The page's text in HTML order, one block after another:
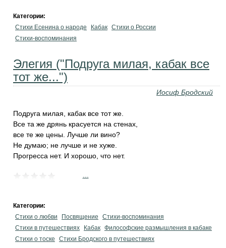
Категории:
Стихи Есенина о народе
Кабак Стихи о России
Стихи-воспоминания
Элегия ("Подруга милая, кабак все
тот же...")
Иосиф Бродский
Подруга милая, кабак все тот же.
Все та же дрянь красуется на стенах,
все те же цены. Лучше ли вино?
Не думаю; не лучше и не хуже.
Прогресса нет. И хорошо, что нет.
Категории:
Стихи о любви
Посвящение
Стихи-воспоминания
Стихи в путешествиях
Кабак Философские размышления в кабаке
Стихи о тоске
Стихи Бродского в путешествиях